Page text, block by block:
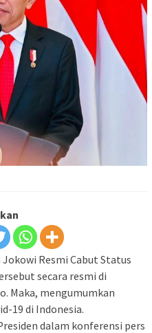
Jokowi Resmi Cabut Status
secara resmi di
Maka, mengumumkan
19 di Indonesia.
dalam konferensi pers